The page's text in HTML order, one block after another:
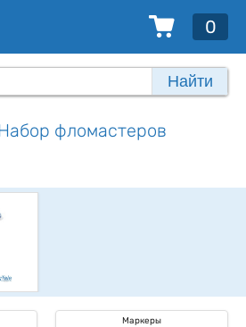
0
Найти
фломастеров
Маркеры